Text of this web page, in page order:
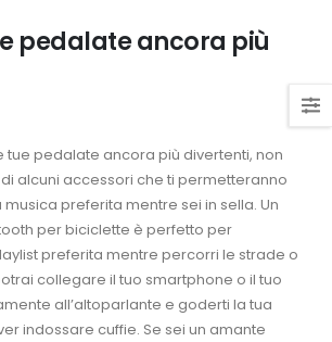
pedalate ancora più
tue pedalate ancora più divertenti, non
alcuni accessori che ti permetteranno
preferita mentre sei in sella. Un
per biciclette è perfetto per
preferita mentre percorri le strade o
collegare il tuo smartphone o il tuo
all’altoparlante e goderti la tua
indossare cuffie. Se sei un amante